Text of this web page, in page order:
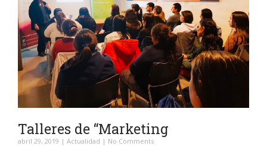
Talleres de “Marketing
abril 29, 2019 | Actualidad | No Comments